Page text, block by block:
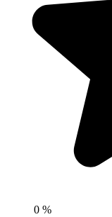
0 %